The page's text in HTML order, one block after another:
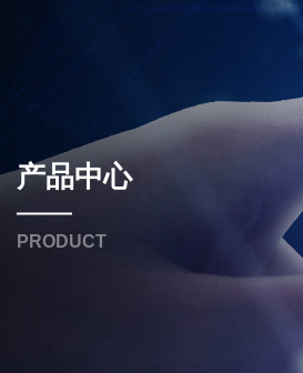
产品中心
PRODUCT